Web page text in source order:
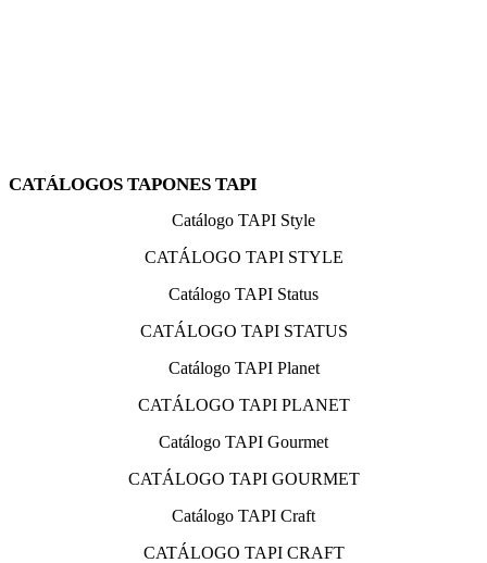
CATÁLOGOS TAPONES TAPI
Catálogo TAPI Style
CATÁLOGO TAPI STYLE
Catálogo TAPI Status
CATÁLOGO TAPI STATUS
Catálogo TAPI Planet
CATÁLOGO TAPI PLANET
Catálogo TAPI Gourmet
CATÁLOGO TAPI GOURMET
Catálogo TAPI Craft
CATÁLOGO TAPI CRAFT